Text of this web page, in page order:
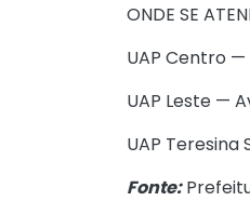
ONDE SE
UAP Centro —
UAP Leste —
UAP
Fonte: